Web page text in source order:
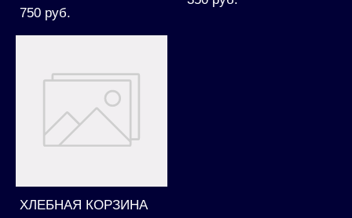
750 pуб.
ХЛЕБНАЯ КОРЗИНА